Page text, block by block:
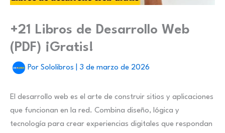
+21 Libros de Desarrollo Web
(PDF) ¡Gratis!
Por Sololibros 3 de marzo de 2026
El desarrollo web es el arte de construir sitios y aplicaciones
que funcionan en la red. Combina diseño, lógica y
tecnología para crear experiencias digitales que respondan